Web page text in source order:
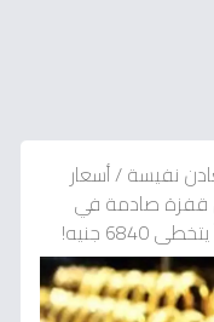
نفيسة/أسعار
صادمة في